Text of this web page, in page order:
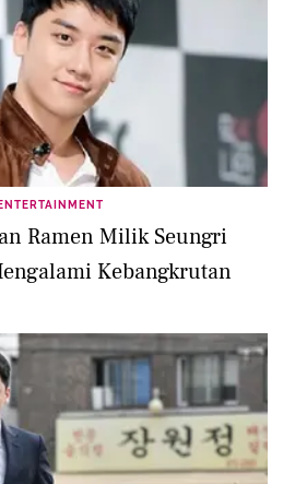
ENTERTAINMENT
Ramen Milik Seungri
Kebangkrutan